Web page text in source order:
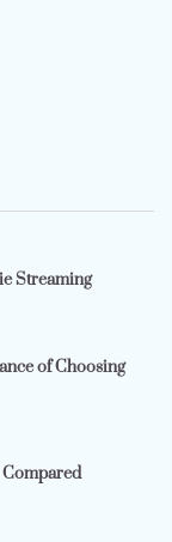
Streaming
of Choosing